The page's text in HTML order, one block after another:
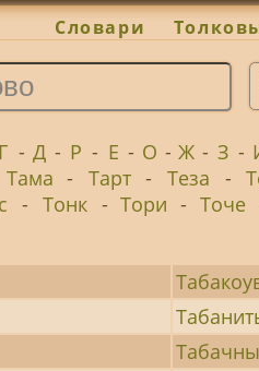
Словари
Г - Д - Р - Е - О - Ж - З -
Тама - Тарт - Теза -
- Тонк - Тори - Точе